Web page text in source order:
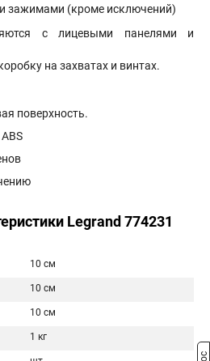
зажимами (кроме исключений)
с лицевыми панелями и
на захватах и винтах.
поверхность.
Legrand 774231
10 см
10 см
10 см
1 кг